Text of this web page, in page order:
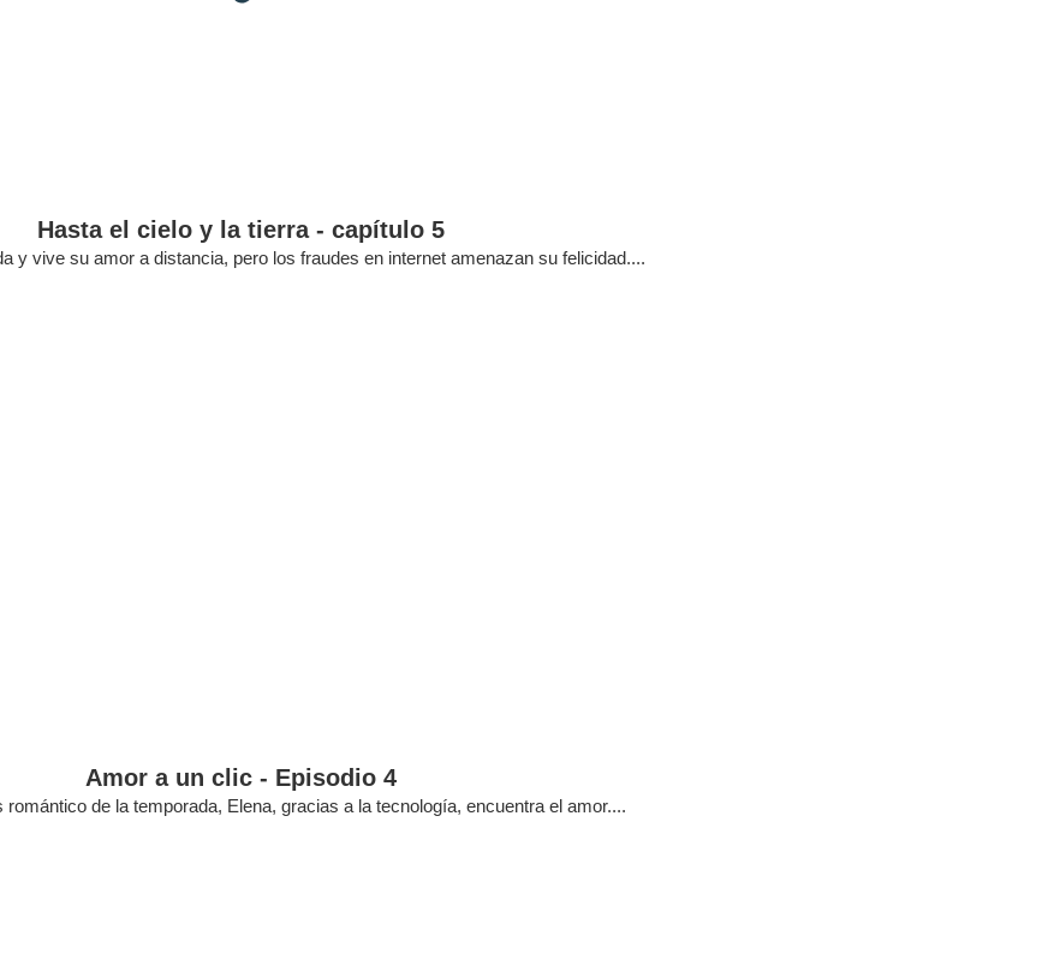
Hasta el cielo y la tierra - capítulo 5
y vive su amor a distancia, pero los fraudes en internet amenazan su felicidad....
Amor a un clic - Episodio 4
romántico de la temporada, Elena, gracias a la tecnología, encuentra el amor....